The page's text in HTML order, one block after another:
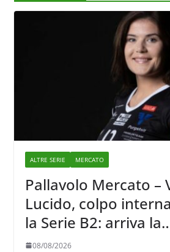
ALTRE SERIE MERCATO
Pallavolo Mercato –
Lucido, colpo
la Serie B2: arriva la
schiacciatrice
08/08/2026